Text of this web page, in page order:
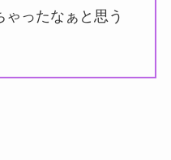
ったなぁと思う